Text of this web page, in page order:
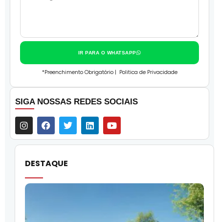
IR PARA O WHATSAPP
*Preenchimento Obrigatório | Politica de Privacidade
SIGA NOSSAS REDES SOCIAIS
DESTAQUE